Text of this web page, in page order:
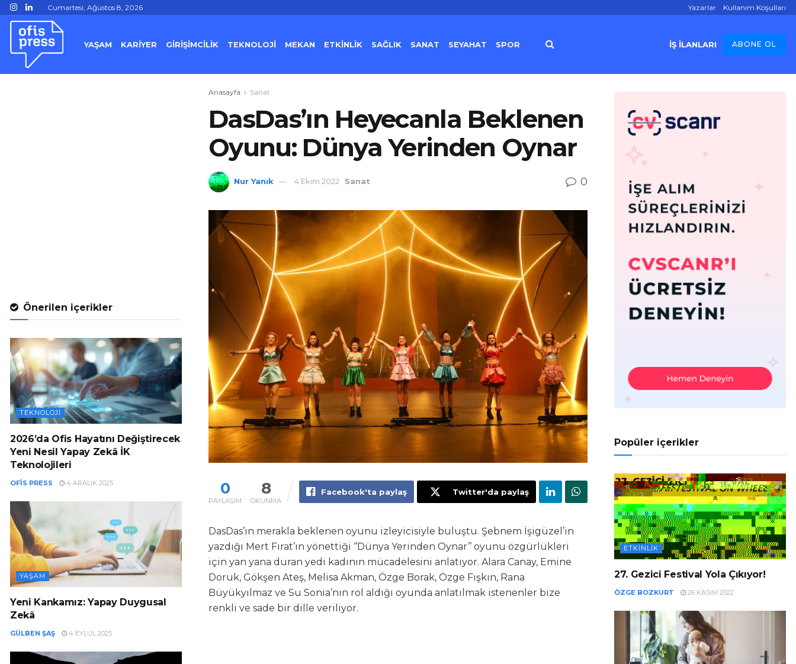
Cumartesi, Ağustos 8, 2026 Yazarlar Kullanım Koşulları
YAŞAM KARİYER GİRİŞİMCİLİK TEKNOLOJİ MEKAN ETKİNLİK SAĞLIK SANAT SEYAHAT SPOR İŞ İLANLARI ABONE OL
Anasayfa Sanat
DasDas’ın Heyecanla Beklenen
Oyunu: Dünya Yerinden Oynar
Nur Yanık 4 Ekim 2022 Sanat 0
0
PAYLAŞIM
8
OKUNMA
Facebook'ta paylaş Twitter'da paylaş
DasDas’ın merakla beklenen oyunu izleyicisiyle buluştu. Şebnem İşigüzel’in
yazdığı Mert Fırat’ın yönettiği ‘’Dünya Yerinden Oynar’’ oyunu özgürlükleri
için yan yana duran yedi kadının mücadelesini anlatıyor. Alara Canay, Emine
Doruk, Gökşen Ateş, Melisa Akman, Özge Borak, Özge Fışkın, Rana
Büyükyılmaz ve Su Sonia’nın rol aldığı oyunda anlatılmak istenenler bize
renkli ve sade bir dille veriliyor.
Önerilen içerikler
TEKNOLOJI
2026’da Ofis Hayatını Değiştirecek
Yeni Nesil Yapay Zekâ İK
Teknolojileri
OFIS PRESS 4 ARALIK 2025
YAŞAM
Yeni Kankamız: Yapay Duygusal
Zekâ
GÜLBEN ŞAŞ 4 EYLÜL 2025
Popüler içerikler
ETKINLIK
27. Gezici Festival Yola Çıkıyor!
ÖZGE BOZKURT 26 KASIM 2022